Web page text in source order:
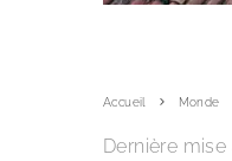
Accueil Monde
Dernière mise